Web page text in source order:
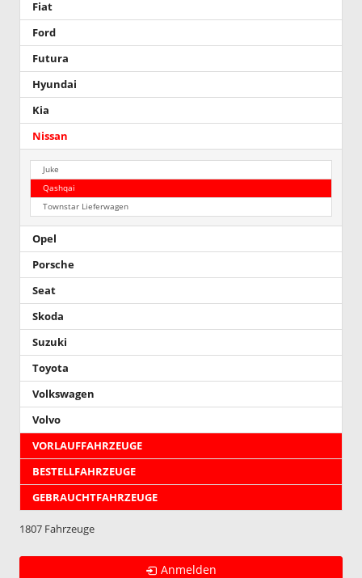
Fiat
Ford
Futura
Hyundai
Kia
Nissan
Juke
Qashqai
Townstar Lieferwagen
Opel
Porsche
Seat
Skoda
Suzuki
Toyota
Volkswagen
Volvo
VORLAUFFAHRZEUGE
BESTELLFAHRZEUGE
GEBRAUCHTFAHRZEUGE
1807 Fahrzeuge
Anmelden